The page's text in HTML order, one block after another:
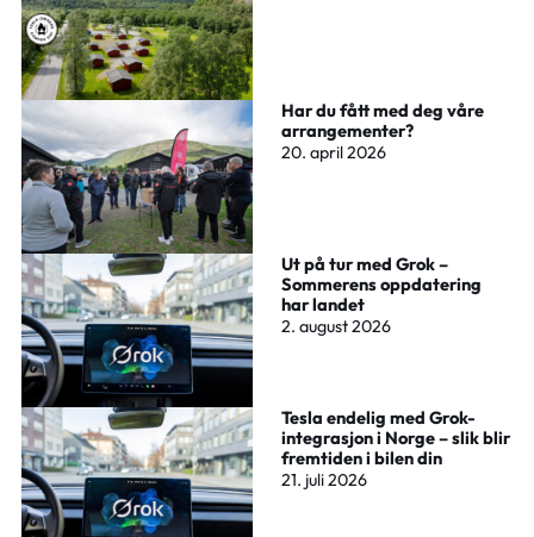
Har du fått med deg våre
arrangementer?
20. april 2026
Ut på tur med Grok –
Sommerens oppdatering
har landet
2. august 2026
Tesla endelig med Grok-
integrasjon i Norge – slik blir
fremtiden i bilen din
21. juli 2026